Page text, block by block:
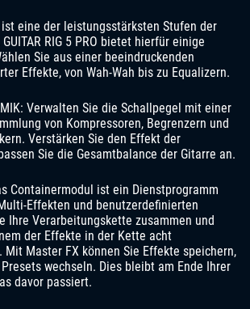
ist eine der leistungsstärksten Stufen der
RIG 5 PRO bietet hierfür einige
Sie aus einer beeindruckenden
Effekte, von Wah-Wah bis zu Equalizern.
Verwalten Sie die Schallpegel mit einer
von Kompressoren, Begrenzern und
Verstärken Sie den Effekt der
Sie die Gesamtbalance der Gitarre an.
Containermodul ist ein Dienstprogramm
Effekten und benutzerdefinierten
Ihre Verarbeitungskette zusammen und
der Effekte in der Kette acht
Mit Master FX können Sie Effekte speichern,
wechseln. Dies bleibt am Ende Ihrer
davor passiert.